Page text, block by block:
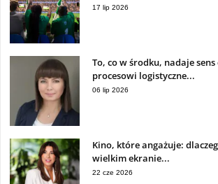
17 lip 2026
To, co w środku, nadaje sens
procesowi logistyczne...
06 lip 2026
Kino, które angażuje:
wielkim ekranie...
22 cze 2026